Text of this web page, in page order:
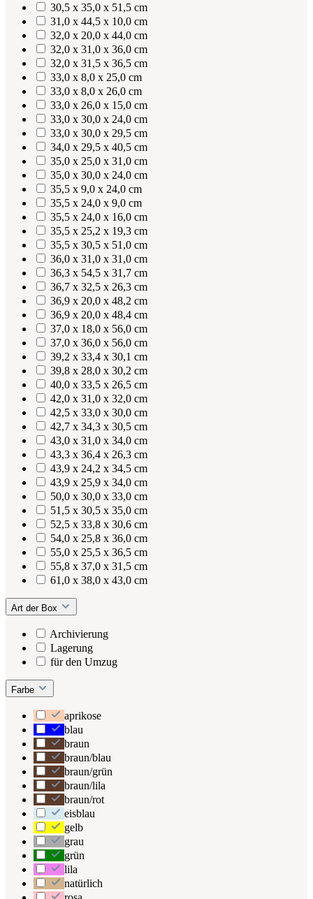
30,5 x 35,0 x 51,5 cm
31,0 x 44,5 x 10,0 cm
32,0 x 20,0 x 44,0 cm
32,0 x 31,0 x 36,0 cm
32,0 x 31,5 x 36,5 cm
33,0 x 8,0 x 25,0 cm
33,0 x 8,0 x 26,0 cm
33,0 x 26,0 x 15,0 cm
33,0 x 30,0 x 24,0 cm
33,0 x 30,0 x 29,5 cm
34,0 x 29,5 x 40,5 cm
35,0 x 25,0 x 31,0 cm
35,0 x 30,0 x 24,0 cm
35,5 x 9,0 x 24,0 cm
35,5 x 24,0 x 9,0 cm
35,5 x 24,0 x 16,0 cm
35,5 x 25,2 x 19,3 cm
35,5 x 30,5 x 51,0 cm
36,0 x 31,0 x 31,0 cm
36,3 x 54,5 x 31,7 cm
36,7 x 32,5 x 26,3 cm
36,9 x 20,0 x 48,2 cm
36,9 x 20,0 x 48,4 cm
37,0 x 18,0 x 56,0 cm
37,0 x 36,0 x 56,0 cm
39,2 x 33,4 x 30,1 cm
39,8 x 28,0 x 30,2 cm
40,0 x 33,5 x 26,5 cm
42,0 x 31,0 x 32,0 cm
42,5 x 33,0 x 30,0 cm
42,7 x 34,3 x 30,5 cm
43,0 x 31,0 x 34,0 cm
43,3 x 36,4 x 26,3 cm
43,9 x 24,2 x 34,5 cm
43,9 x 25,9 x 34,0 cm
50,0 x 30,0 x 33,0 cm
51,5 x 30,5 x 35,0 cm
52,5 x 33,8 x 30,6 cm
54,0 x 25,8 x 36,0 cm
55,0 x 25,5 x 36,5 cm
55,8 x 37,0 x 31,5 cm
61,0 x 38,0 x 43,0 cm
Art der Box
Archivierung
Lagerung
für den Umzug
Farbe
aprikose
blau
braun
braun/blau
braun/grün
braun/lila
braun/rot
eisblau
gelb
grau
grün
lila
natürlich